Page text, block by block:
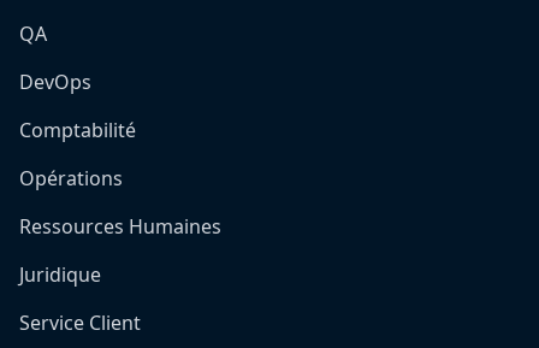
QA
DevOps
Comptabilité
Opérations
Ressources Humaines
Juridique
Service Client